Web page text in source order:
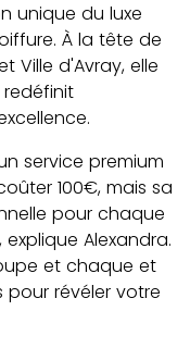
unique du luxe
À la tête de
Ville d'Avray, elle
service premium
100€, mais sa
pour chaque
Alexandra.
et chaque et
révéler votre